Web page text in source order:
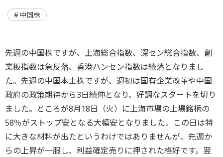
中国株
先週の中国株ですが、上海総合指数、深セン総合指数、創
業板指数は急反落、香港ハンセン指数は続落となりまし
た。先週の中国本土株ですが、週初は国有企業改革や中国
政府の政策期待から3日続伸となり、好調なスタートを切り
ました。ところが8月18日（火）に上海市場の上場銘柄の
58％がストップ安となる大幅安となりました。この日は特
に大きな材料が出たというわけではありませんが、先週か
らの上昇が一服し、利益確定売りに押された格好です。翌